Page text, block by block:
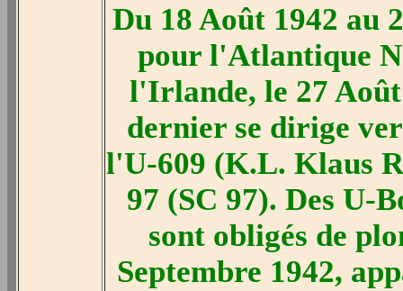
Du 18 Août 1942 au
pour l'Atlantique
l'Irlande, le 27
dernier se dirige
l'U-609 (K.L. Klaus
97 (SC 97). Des U-
sont obligés de
Septembre 1942,